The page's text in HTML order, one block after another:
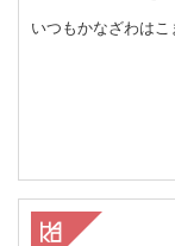
いつもかなざわは